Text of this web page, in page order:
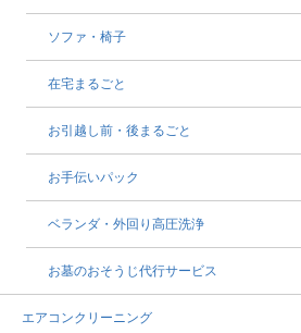
ソファ・椅子
在宅まるごと
お引越し前・後まるごと
お手伝いパック
ベランダ・外回り高圧洗浄
お墓のおそうじ代行サービス
エアコンクリーニング